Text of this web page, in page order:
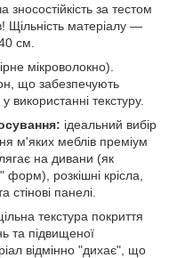
зносостійкість за тестом
Щільність матеріалу —
см.
мікроволокно).
що забезпечують
використанні текстуру.
ідеальний вибір
м'яких меблів преміум
на дивани (як
форм), розкішні крісла,
стінові панелі.
текстура покриття
та підвищеної
відмінно "дихає", що